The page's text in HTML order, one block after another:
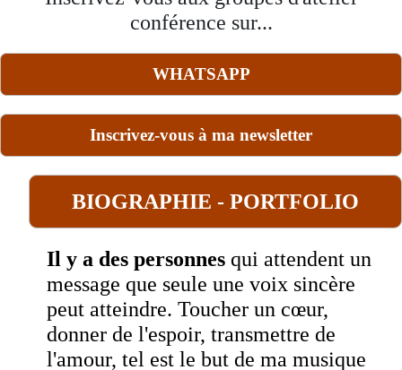
conférence sur...
WHATSAPP
Inscrivez-vous à ma newsletter
BIOGRAPHIE - PORTFOLIO
Il y a des personnes qui attendent un
message que seule une voix sincère
peut atteindre. Toucher un cœur,
donner de l'espoir, transmettre de
l'amour, tel est le but de ma musique